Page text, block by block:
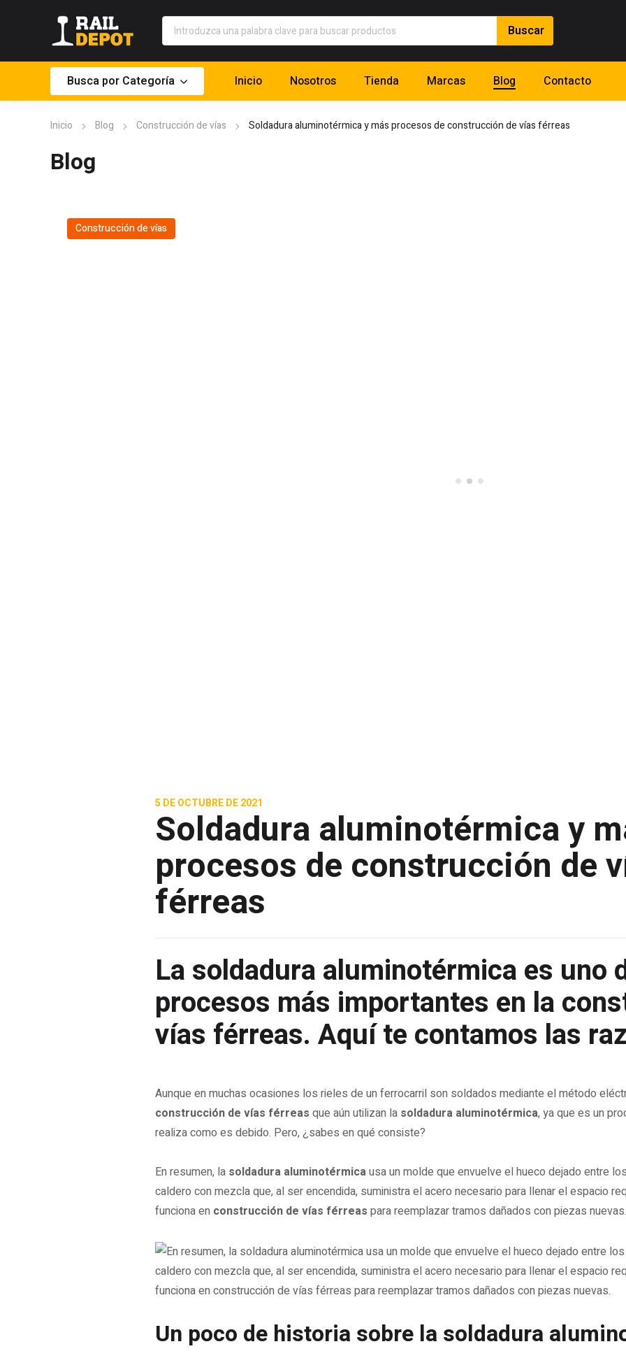
Busca por Categoría Inicio Nosotros Tienda Marcas Blog Contacto
Inicio Blog Construcción de vías Soldadura aluminotérmica y más procesos de construcción de vías férreas
Blog
Construcción de vías
5 DE OCTUBRE DE 2021
Soldadura aluminotérmica y
procesos de construcción de
férreas
La soldadura aluminotérmica es uno
procesos más importantes en la
vías férreas. Aquí te contamos las
Aunque en muchas ocasiones los rieles de un ferrocarril son soldados mediante el método
construcción de vías férreas que aún utilizan la soldadura aluminotérmica, ya que es un
realiza como es debido. Pero, ¿sabes en qué consiste?
En resumen, la soldadura aluminotérmicausa un molde que envuelve el hueco dejado entre
caldero con mezcla que, al ser encendida, suministra el acero necesario para llenar el espacio
funciona en construcción de vías férreas para reemplazar tramos dañados con piezas nuevas.
Un poco de historia sobre la soldadura